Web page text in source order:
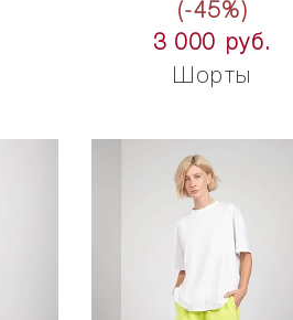
(-45%)
3 000 руб.
Шорты